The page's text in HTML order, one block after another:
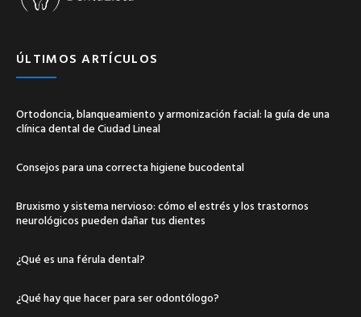
ÚLTIMOS ARTÍCULOS
Ortodoncia, blanqueamiento y armonización facial: la guía de una
clínica dental de Ciudad Lineal
Consejos para una correcta higiene bucodental
Bruxismo y sistema nervioso: cómo el estrés y los trastornos
neurológicos pueden dañar tus dientes
¿Qué es una férula dental?
¿Qué hay que hacer para ser odontólogo?